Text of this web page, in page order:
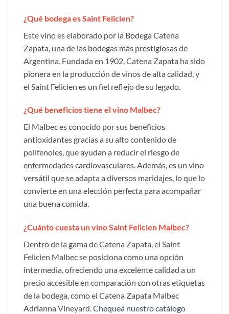
¿Qué bodega es Saint Felicien?
Este vino es elaborado por la Bodega Catena
Zapata, una de las bodegas más prestigiosas de
Argentina. Fundada en 1902, Catena Zapata ha sido
pionera en la producción de vinos de alta calidad, y
el Saint Felicien es un fiel reflejo de su legado.
¿Qué beneficios tiene el vino Malbec?
El Malbec es conocido por sus beneficios
antioxidantes gracias a su alto contenido de
polifenoles, que ayudan a reducir el riesgo de
enfermedades cardiovasculares. Además, es un vino
versátil que se adapta a diversos maridajes, lo que lo
convierte en una elección perfecta para acompañar
una buena comida.
¿Cuánto cuesta un vino Saint Felicien Malbec?
Dentro de la gama de Catena Zapata, el Saint
Felicien Malbec se posiciona como una opción
intermedia, ofreciendo una excelente calidad a un
precio accesible en comparación con otras etiquetas
de la bodega, como el Catena Zapata Malbec
Adrianna Vineyard.Chequeá nuestro catálogo